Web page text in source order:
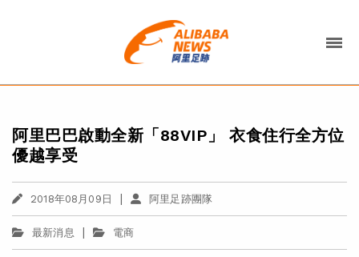
阿里巴巴啟動全新「88VIP」 衣食住行全方位
優越享受
2018年08月09日 | 阿里足跡團隊
最新消息 | 電商